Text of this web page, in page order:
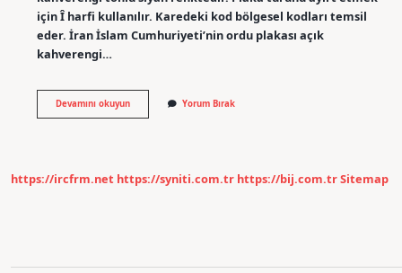
için Î harfi kullanılır. Karedeki kod bölgesel kodları temsil
eder. İran İslam Cumhuriyeti’nin ordu plakası açık
kahverengi…
Devamını okuyunIrak
Plakası
Yorum Bırak
https://ircfrm.net https://syniti.com.tr https://bij.com.trSitemap